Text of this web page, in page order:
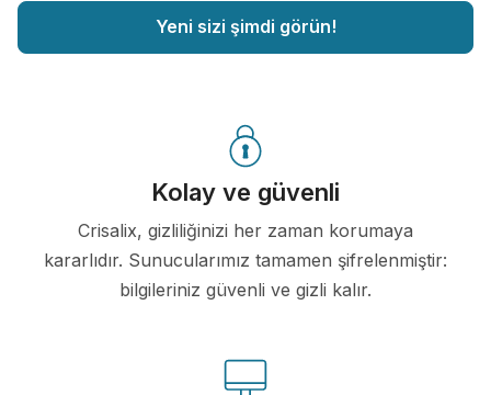
Yeni sizi şimdi görün!
Kolay ve güvenli
Crisalix, gizliliğinizi her zaman korumaya
kararlıdır. Sunucularımız tamamen şifrelenmiştir:
bilgileriniz güvenli ve gizli kalır.